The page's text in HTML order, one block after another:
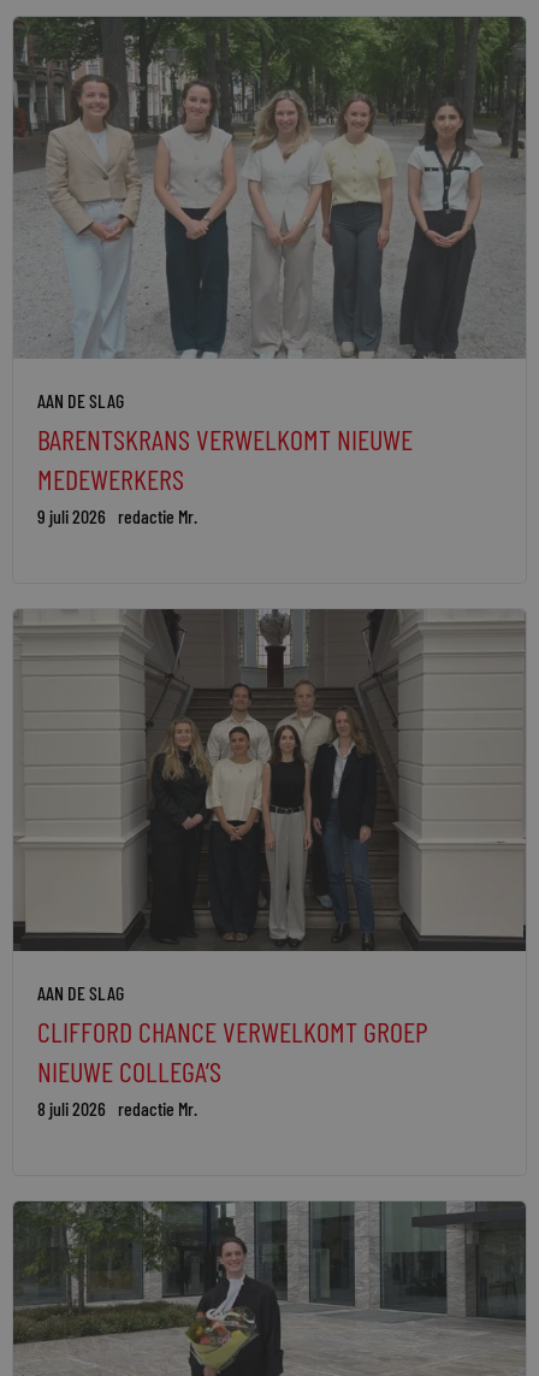
AAN DE SLAG
BARENTSKRANS VERWELKOMT NIEUWE
MEDEWERKERS
9 juli 2026 redactie Mr.
AAN DE SLAG
CLIFFORD CHANCE VERWELKOMT GROEP
NIEUWE COLLEGA’S
8 juli 2026 redactie Mr.